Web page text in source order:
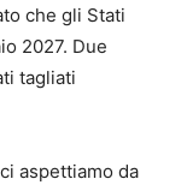
che gli Stati
2027. Due
tagliati
aspettiamo da